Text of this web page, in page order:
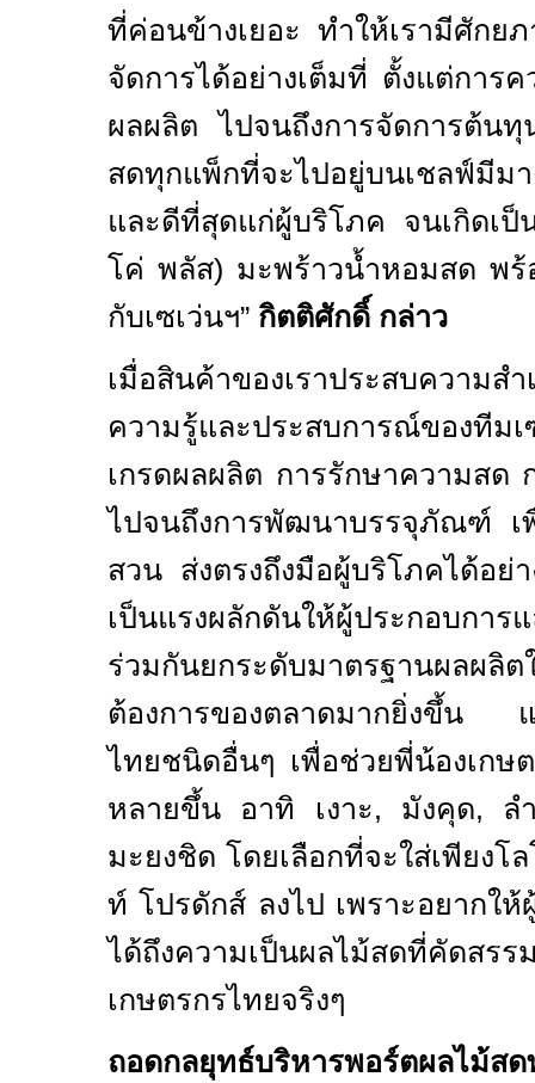
ที่ค่อนข้างเยอะ ทำให้เรามีศักย
จัดการได้อย่างเต็มที่ ตั้งแต่การ
ผลผลิต ไปจนถึงการจัดการต้นทุ
สดทุกแพ็กที่จะไปอยู่บนเชลฟ์มีม
และดีที่สุดแก่ผู้บริโภค จนเกิดเ
โค่ พลัส) มะพร้าวน้ำหอมสด พ
กับเซเว่นฯ” กิตติศักดิ์ กล่าว
เมื่อสินค้าของเราประสบความส
ความรู้และประสบการณ์ของที
เกรดผลผลิต การรักษาความสด
ไปจนถึงการพัฒนาบรรจุภัณฑ์ เ
สวน ส่งตรงถึงมือผู้บริโภคได้อย่
เป็นแรงผลักดันให้ผู้ประกอบการ
ร่วมกันยกระดับมาตรฐานผลผลิ
ต้องการของตลาดมากยิ่งขึ้น แ
ไทยชนิดอื่นๆ เพื่อช่วยพี่น้องเกษ
หลายขึ้น อาทิ เงาะ, มังคุด, ล
มะยงชิด โดยเลือกที่จะใส่เพียงโ
ท์ โปรดักส์ ลงไป เพราะอยากใ
ได้ถึงความเป็นผลไม้สดที่คัดสรร
เกษตรกรไทยจริงๆ
ถอดกลยุทธ์บริหารพอร์ตผลไ